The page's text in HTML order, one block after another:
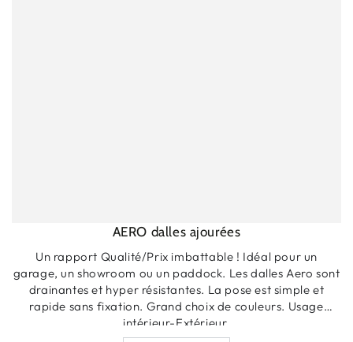
AERO dalles ajourées
Un rapport Qualité/Prix imbattable ! Idéal pour un
garage, un showroom ou un paddock. Les dalles Aero sont
drainantes et hyper résistantes. La pose est simple et
rapide sans fixation. Grand choix de couleurs. Usage
intérieur-Extérieur.